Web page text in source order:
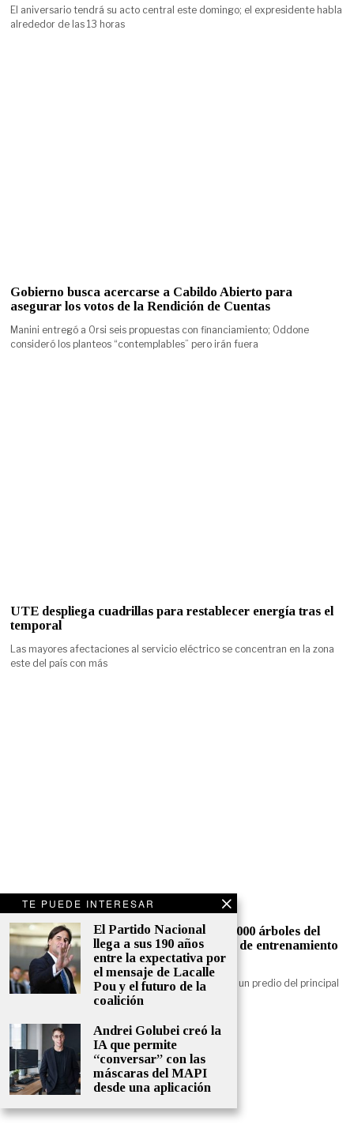
TE PUEDE INTERESAR
El Partido Nacional
llega a sus 190 años
entre la expectativa por
el mensaje de Lacalle
Pou y el futuro de la
coalición
Andrei Golubei creó la
IA que permite
“conversar” con las
máscaras del MAPI
desde una aplicación
El aniversario tendrá su acto central este domingo; el expresidente habla
alrededor de las 13 horas
Gobierno busca acercarse a Cabildo Abierto para
asegurar los votos de la Rendición de Cuentas
Manini entregó a Orsi seis propuestas con financiamiento; Oddone
consideró los planteos “contemplables” pero irán fuera
UTE despliega cuadrillas para restablecer energía tras el
temporal
Las mayores afectaciones al servicio eléctrico se concentran en la zona
este del país con más
La intendencia de Canelones quitara 10.000 árboles del
Parque Roosevelt para poner un campo de entrenamiento
de golf
La Intendencia de Canelones otorgó en comodato un predio del principal
parque metropolitano para la instalación